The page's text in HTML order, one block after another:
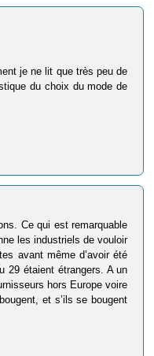
je ne lit que très peu de
du choix du mode de
Ce qui est remarquable
les industriels de vouloir
avant même d’avoir été
29 étaient étrangers. A un
hors Europe voire
et s’ils se bougent